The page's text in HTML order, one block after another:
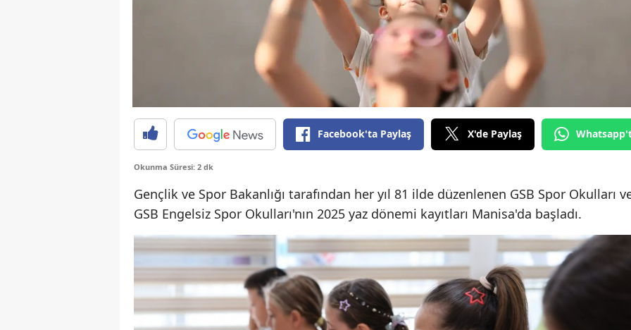
Facebook'ta Paylaş X'de Paylaş
Okunma Süresi: 2 dk
Gençlik ve Spor Bakanlığı tarafından her yıl 81 ilde düzenlenen GSB Spor Okulları
GSB Engelsiz Spor Okulları'nın 2025 yaz dönemi kayıtları Manisa'da başladı.